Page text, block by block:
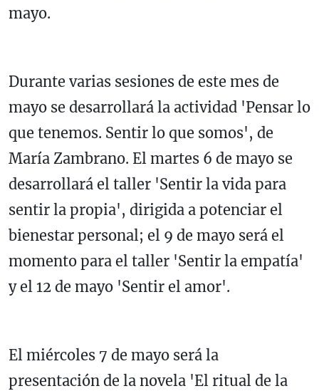
mayo.
Durante varias sesiones de este mes de
mayo se desarrollará la actividad 'Pensar lo
que tenemos. Sentir lo que somos', de
María Zambrano. El martes 6 de mayo se
desarrollará el taller 'Sentir la vida para
sentir la propia', dirigida a potenciar el
bienestar personal; el 9 de mayo será el
momento para el taller 'Sentir la empatía'
y el 12 de mayo 'Sentir el amor'.
El miércoles 7 de mayo será la
presentación de la novela 'El ritual de la